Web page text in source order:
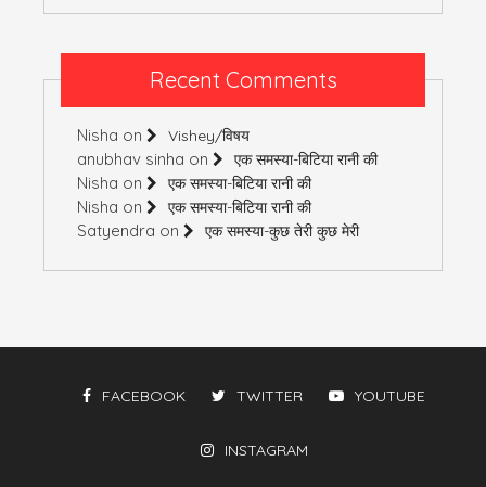
Recent Comments
Nisha on Vishey/विषय
anubhav sinha on एक समस्या-बिटिया रानी की
Nisha on एक समस्या-बिटिया रानी की
Nisha on एक समस्या-बिटिया रानी की
Satyendra on एक समस्या-कुछ तेरी कुछ मेरी
FACEBOOK TWITTER YOUTUBE
INSTAGRAM